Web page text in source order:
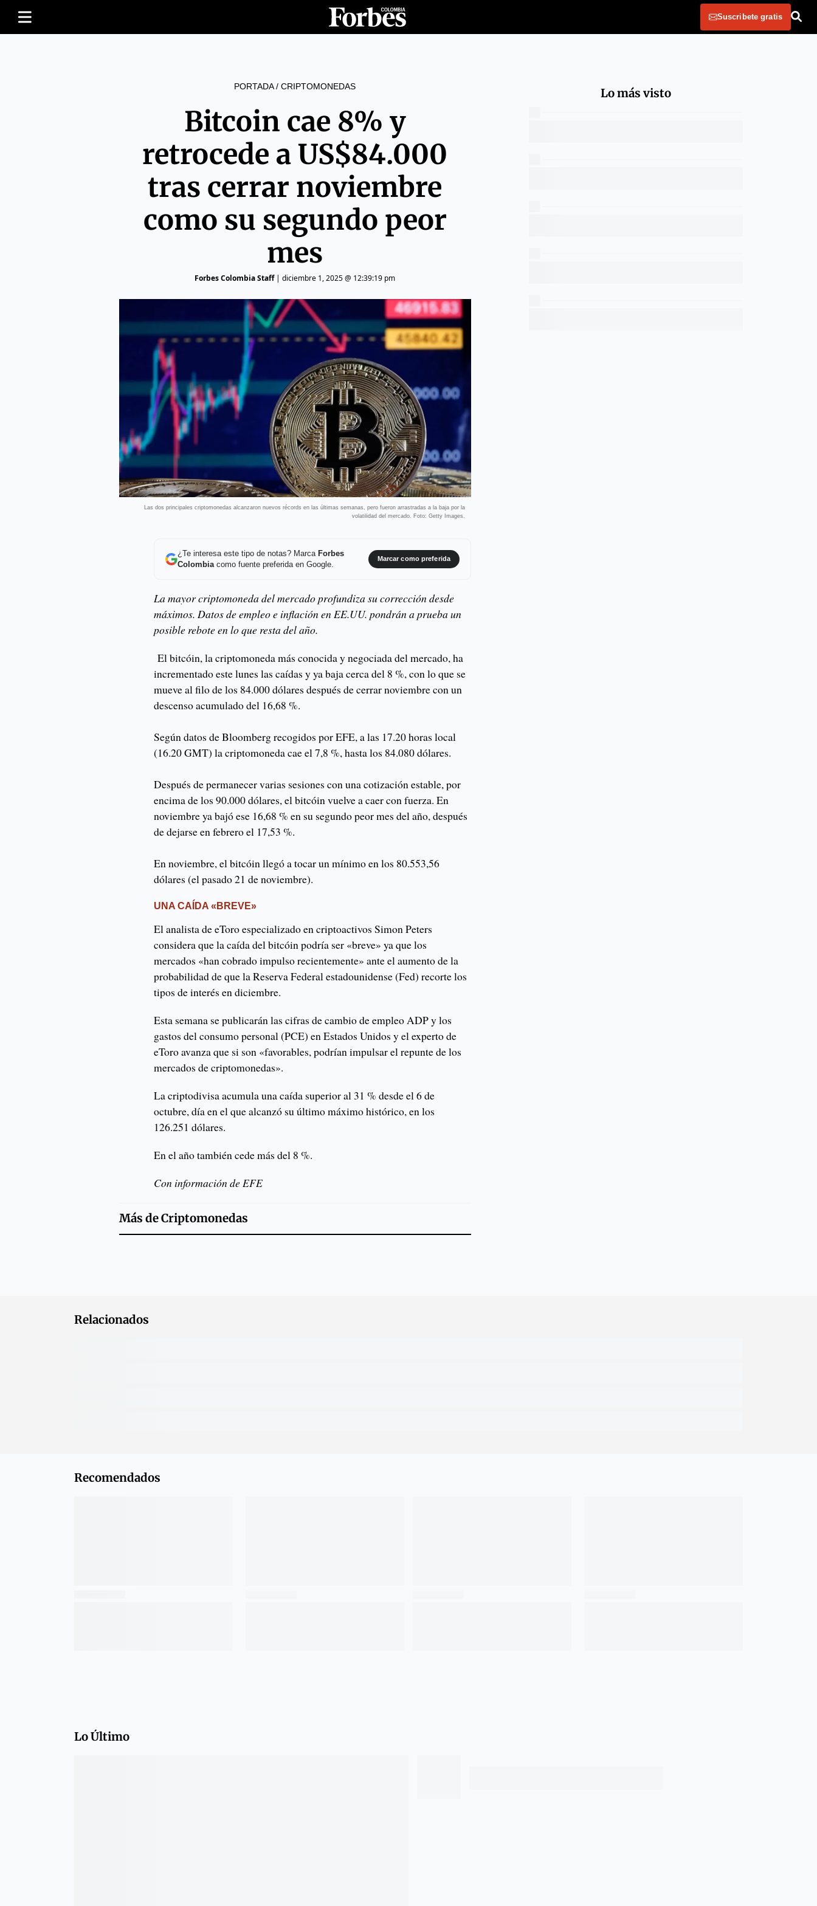
Suscribete gratis
PORTADA/ CRIPTOMONEDAS
Bitcoin cae 8% y
retrocede a US$84.000
tras cerrar noviembre
como su segundo peor
mes
Forbes Colombia Staff| diciembre 1, 2025 @ 12:39:19 pm
Las dos principales criptomonedas alcanzaron nuevos récords en las últimas semanas, pero fueron arrastradas a la baja por la
volatilidad del mercado. Foto: Getty Images.
¿Te interesa este tipo de notas? Marca Forbes
Colombiacomo fuente preferida en Google.
Marcar como preferida
La mayor criptomoneda del mercado profundiza su corrección desde
máximos. Datos de empleo e inflación en EE.UU. pondrán a prueba un
posible rebote en lo que resta del año.
El bitcóin, la criptomoneda más conocida y negociada del mercado, ha
incrementado este lunes las caídas y ya baja cerca del 8 %, con lo que se
mueve al filo de los 84.000 dólares después de cerrar noviembre con un
descenso acumulado del 16,68 %.
Según datos de Bloomberg recogidos por EFE, a las 17.20 horas local
(16.20 GMT) la criptomoneda cae el 7,8 %, hasta los 84.080 dólares.
Después de permanecer varias sesiones con una cotización estable, por
encima de los 90.000 dólares, el bitcóin vuelve a caer con fuerza. En
noviembre ya bajó ese 16,68 % en su segundo peor mes del año, después
de dejarse en febrero el 17,53 %.
En noviembre, el bitcóin llegó a tocar un mínimo en los 80.553,56
dólares (el pasado 21 de noviembre).
UNA CAÍDA «BREVE»
El analista de eToro especializado en criptoactivos Simon Peters
considera que la caída del bitcóin podría ser «breve» ya que los
mercados «han cobrado impulso recientemente» ante el aumento de la
probabilidad de que la Reserva Federal estadounidense (Fed) recorte los
tipos de interés en diciembre.
Esta semana se publicarán las cifras de cambio de empleo ADP y los
gastos del consumo personal (PCE) en Estados Unidos y el experto de
eToro avanza que si son «favorables, podrían impulsar el repunte de los
mercados de criptomonedas».
La criptodivisa acumula una caída superior al 31 % desde el 6 de
octubre, día en el que alcanzó su último máximo histórico, en los
126.251 dólares.
En el año también cede más del 8 %.
Con información de EFE
Más deCriptomonedas
Lo más visto
Relacionados
Recomendados
Lo Último